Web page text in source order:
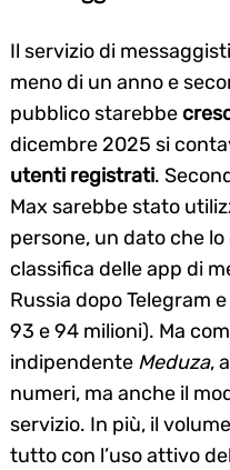
Il servizio di
meno di un anno e
pubblico starebbe
dicembre 2025 si
utenti registrati.
Max sarebbe stato
persone, un dato che
classifica delle app di
Russia dopo Telegram e
93 e 94 milioni). Ma
indipendente Meduza,
numeri, ma anche il
servizio. In più, il
tutto con l’uso attivo